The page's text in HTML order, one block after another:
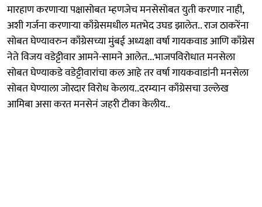
मारहाण करणाऱ्या पक्षासोबत म्हणजेच मनसेसोबत युती करणार नाही,
अशी गर्जना करणाऱ्या काँग्रेसमधील मतभेद उघड झालेत.. राज ठाकरेंना
सोबत घेण्यावरुन काँग्रेसच्या मुंबई अध्यक्षा वर्षा गायकवाड आणि काँग्रेस
नेते विजय वडेट्टीवार आमने-सामने आलेत...भाजपविरोधात मनसेला
सोबत घेण्याकडे वडेट्टीवारांचा कल आहे तर वर्षा गायकवाडांनी मनसेला
सोबत घेण्याला जोरदार विरोध केलाय..दरम्यान काँग्रेसचा उल्लेख
आमिबा असा करत मनसेनं जहरी टीका केलीय..